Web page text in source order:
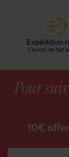
Expédition
L'envoi se fait
Pour
10€